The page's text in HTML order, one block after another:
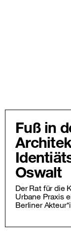
Fuß in
Oswalt
Der Rat für die
Urbane Praxis
Berliner